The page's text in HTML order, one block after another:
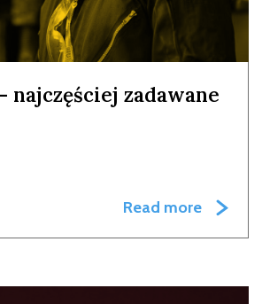
najczęściej zadawane
Read more